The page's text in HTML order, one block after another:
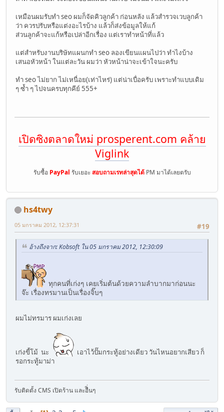
เหมือนผมรับทำ seo ผมก็จัดคิวลูกค้า ก่อนหลัง แล้วสำรวจเวบลูกค้า
ว่า ควรปรับหรือแต่งอะไรบ้าง แล้วก็ส่งข้อมูลให้แก้
ส่วนลูกค้าจะแก้หรือเปล่าอีกเรื่อง แต่เราทำหน้าที่แล้ว
แต่สำหรับงานบริษัทแผนกทำ seo ลองเขียนแผนไปว่า ทำไงบ้าง
เสนอหัวหน้า ในแต่ละวัน ผมว่า หัวหน้าน่าจะเข้าใจนะครับ
ทำ seo ไม่ยาก ไม่เหนื่อย(เท่าไหร่) แต่น่าเบื่อครับ เพราะทำแบบเดิม
ๆ ซ้ำ ๆ ไปจนครบทุกคีย์ 555+
เปิดซิงตลาดใหม่ prosperent.com คล้าย
Viglink
รับซื้อ PayPal รับเยอะ สอบถามเรทล่าสุดได้PM มาได้เลยตรับ
hs4twy
#19
05 มกราคม 2012, 12:37:31
อ้างถึงจาก: Kobsoft ใน 05 มกราคม 2012, 12:30:09
ทุกคนที่เก่งๆ เคยเริ่มต้นด้วยความลำบากมาก่อนนะ
จ๊ะ เรื่องทรมานเป็นเรื่องจิ๊บๆ
ผมไม่ทรมาร ผมเก่งเลย
เก่งขี้โม้ นะ
เอาไว้ปั๊มกระทู้อย่างเดียว วันไหนอยากเสียว ก็
รอกระทู้มาม่า
รับติดตั้ง CMS เปิดร้าน และอืิ่นๆ